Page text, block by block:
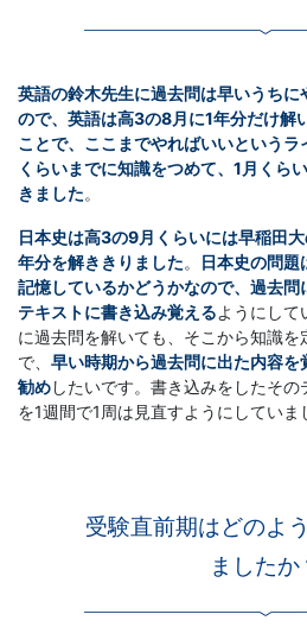
英語の鈴木先生に過去問は早いうち
ので、 英語は高3の8月に1年分だけ解
ことで、ここまでやればいいという
くらいまでに知識をつめて、1月くら
きました。
日本史は高3の9月くらいには早稲田
年分を解ききりました。
日本史の問題
記憶しているかどうかなので、過去
テキストに書き込み覚えるようにして
に過去問を解いても、そこから知識
で、 早い時期から過去問に出た内容
勧めしたいです。書き込みをしたそ
を1週間で1周は見直すようにしていま
受験直前期はどのよ
ましたか